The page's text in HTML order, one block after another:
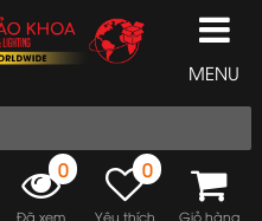
MENU
0
Đã xem
0
Yêu thích Giỏ hàng